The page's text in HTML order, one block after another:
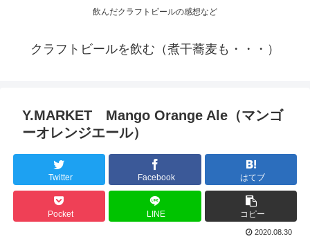
飲んだクラフトビールの感想など
クラフトビールを飲む（煮干蕎麦も・・・）
Y.MARKET Mango Orange Ale（マンゴ
ーオレンジエール）
Twitter Facebook はてブ
Pocket LINE コピー
2020.08.30